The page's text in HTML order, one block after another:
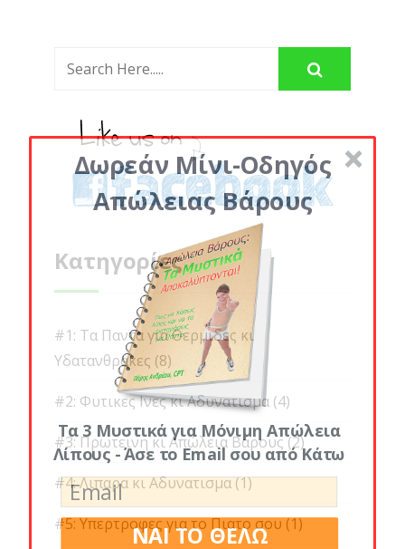
Κατηγορίες
#1: Τα Παντα για Θερμιδες κι
Υδατανθρακες (8)
#2: Φυτικες Ινες κι Αδυνατισμα(4)
#3: Πρωτεινη κι Απώλεια Βάρους(2)
#4: Λιπαρα κι Αδυνατισμα(1)
#5: Υπερτροφες για το Πιατο σου(1)
Δωρεάν Μίνι-Οδηγός
Απώλειας Βάρους
Τα 3 Μυστικά για Μόνιμη Απώλεια
Λίπους - Άσε το Email σου από Κάτω
ΝΑΙ ΤΟ ΘΕΛΩ